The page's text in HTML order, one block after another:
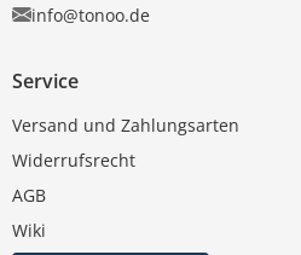
info@tonoo.de
Service
Versand und Zahlungsarten
Widerrufsrecht
AGB
Wiki